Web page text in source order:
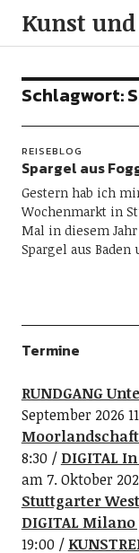
Kunst
Schlagwort:
REISEBLOG
Spargel aus
Gestern hab ich
Wochenmarkt in
Mal in diesem
Spargel aus Baden
Termine
RUNDGANG
September 2026
Moorlandschaft
8:30
DIGITAL
am 7. Oktober
Stuttgarter
DIGITAL
19:00